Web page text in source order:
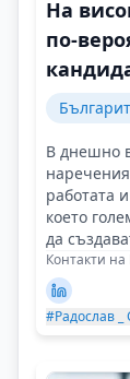
На
по-
В днешно
работата
което
да
труд!
Контакти
#Радослав _